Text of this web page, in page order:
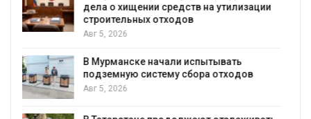
От спасения рек до цифровых экотроп:
определены финалисты Детского
экологического форума
Обратный разворот: Shell продаёт
европейские ВИЭ-активы и усиливает